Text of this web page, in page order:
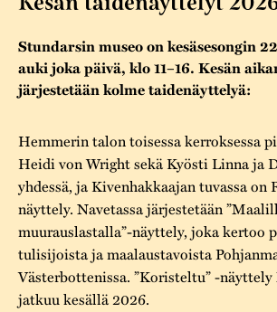
Varaa
Stundarsin museo on kesäsesongin
auki joka päivä, klo 11–16. Kesän
järjestetään kolme taidenäyttelyä:
Hemmerin talon toisessa kerroksessa
Heidi von Wright sekä Kyösti Linna ja
yhdessä, ja Kivenhakkaajan tuvassa
näyttely. Navetassa järjestetään
muurauslastalla”-näyttely, joka kertoo
tulisijoista ja maalaustavoista
Västerbottenissa. ”Koristeltu” -
jatkuu kesällä 2026.